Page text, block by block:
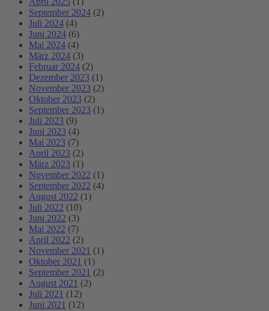
September 2024 (2)
Juli 2024 (4)
Juni 2024 (6)
Mai 2024 (4)
März 2024 (3)
Februar 2024 (2)
Dezember 2023 (1)
November 2023 (2)
Oktober 2023 (2)
September 2023 (1)
Juli 2023 (9)
Juni 2023 (4)
Mai 2023 (7)
April 2023 (2)
März 2023 (1)
November 2022 (1)
September 2022 (4)
August 2022 (1)
Juli 2022 (10)
Juni 2022 (3)
Mai 2022 (7)
April 2022 (2)
November 2021 (1)
Oktober 2021 (1)
September 2021 (2)
August 2021 (2)
Juli 2021 (12)
Juni 2021 (12)